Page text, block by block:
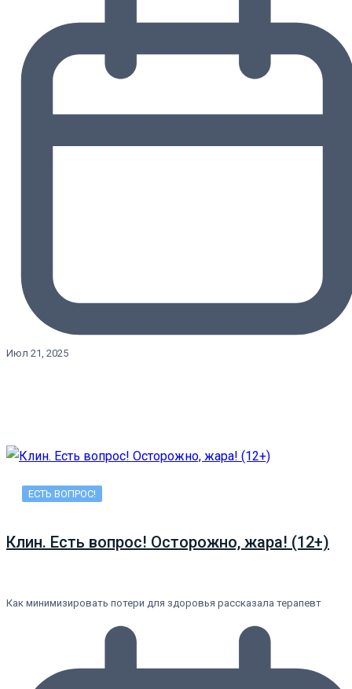
Июл 21, 2025
ЕСТЬ ВОПРОС!
Клин. Есть вопрос! Осторожно, жара! (12+)
Как минимизировать потери для здоровья рассказала терапевт